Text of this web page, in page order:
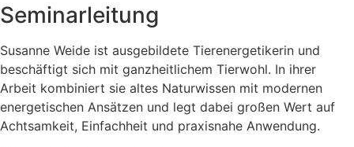
Seminarleitung
Susanne Weide ist ausgebildete Tierenergetikerin und
beschäftigt sich mit ganzheitlichem Tierwohl. In ihrer
Arbeit kombiniert sie altes Naturwissen mit modernen
energetischen Ansätzen und legt dabei großen Wert auf
Achtsamkeit, Einfachheit und praxisnahe Anwendung.